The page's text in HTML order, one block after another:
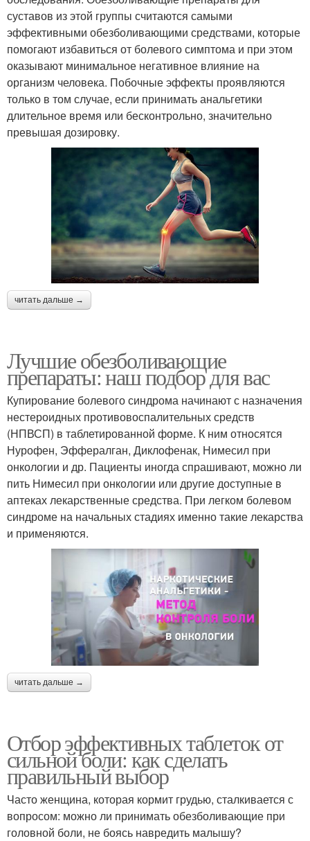
суставов из этой группы считаются самыми
эффективными обезболивающими средствами, которые
помогают избавиться от болевого симптома и при этом
оказывают минимальное негативное влияние на
организм человека. Побочные эффекты проявляются
только в том случае, если принимать анальгетики
длительное время или бесконтрольно, значительно
превышая дозировку.
читать дальше →
Лучшие обезболивающие
препараты: наш подбор для вас
Купирование болевого синдрома начинают с назначения
нестероидных противовоспалительных средств
(НПВСП) в таблетированной форме. К ним относятся
Нурофен, Эффералган, Диклофенак, Нимесил при
онкологии и др. Пациенты иногда спрашивают, можно ли
пить Нимесил при онкологии или другие доступные в
аптеках лекарственные средства. При легком болевом
синдроме на начальных стадиях именно такие лекарства
и применяются.
читать дальше →
Отбор эффективных таблеток от
сильной боли: как сделать
правильный выбор
Часто женщина, которая кормит грудью, сталкивается с
вопросом: можно ли принимать обезболивающие при
головной боли, не боясь навредить малышу?